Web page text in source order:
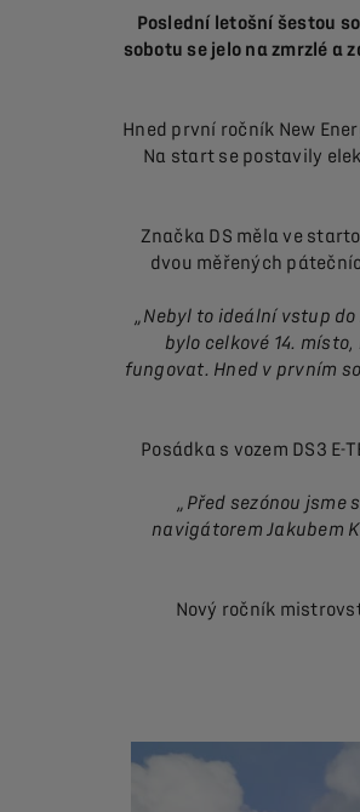
Poslední letošní šestou
sobotu se jelo na zmrzlé a
Hned první ročník New
Na start se postavily
Značka DS měla ve
dvou měřených
„Nebyl to ideální vstup
bylo celkové 14.
fungovat. Hned v prvním
Posádka s vozem DS3
„Před sezónou jsme
navigátorem Jakubem
Nový ročník